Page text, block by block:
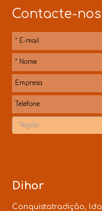
Contacte-nos
*Região
Dihor
Conquistatradição, lda